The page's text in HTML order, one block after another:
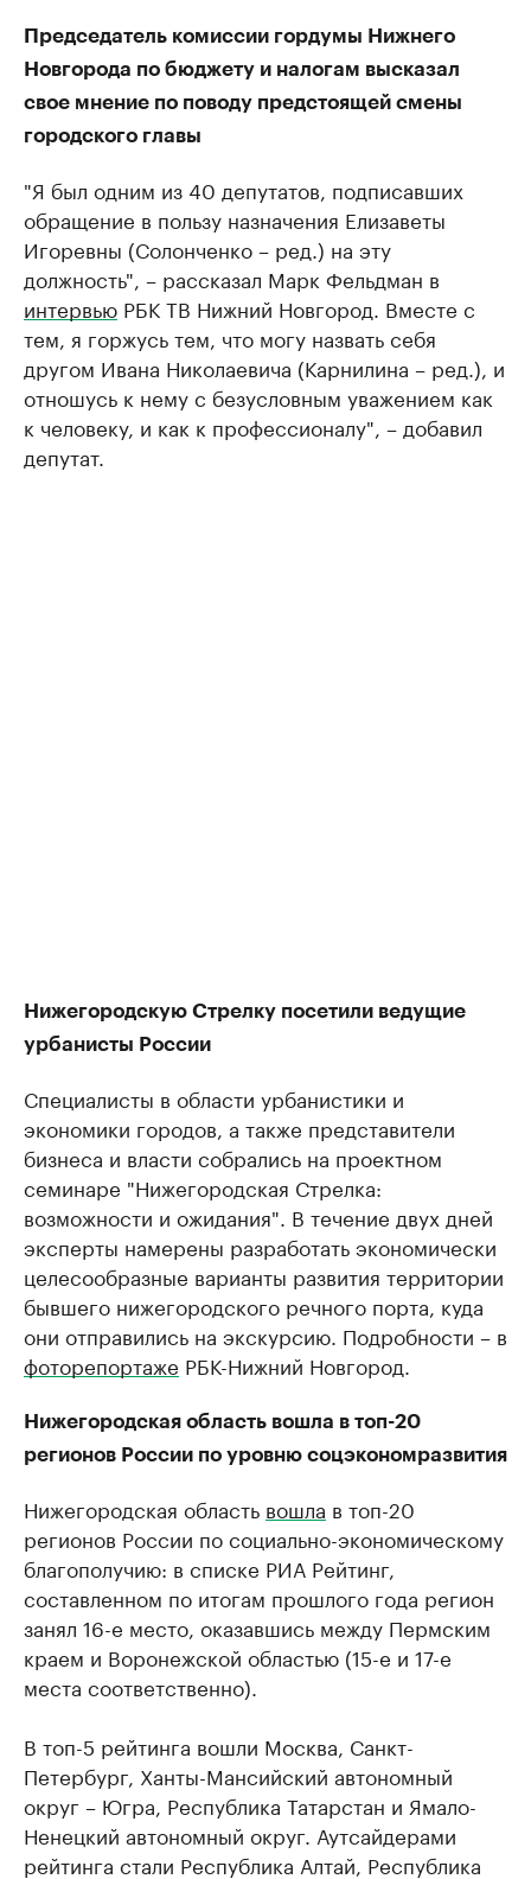
Председатель комиссии гордумы Нижнего
Новгорода по бюджету и налогам высказал
свое мнение по поводу предстоящей смены
городского главы
"Я был одним из 40 депутатов, подписавших
обращение в пользу назначения Елизаветы
Игоревны (Солонченко – ред.) на эту
должность", – рассказал Марк Фельдман в
интервью РБК ТВ Нижний Новгород. Вместе с
тем, я горжусь тем, что могу назвать себя
другом Ивана Николаевича (Карнилина – ред.), и
отношусь к нему с безусловным уважением как
к человеку, и как к профессионалу", – добавил
депутат.
Нижегородскую Стрелку посетили ведущие
урбанисты России
Специалисты в области урбанистики и
экономики городов, а также представители
бизнеса и власти собрались на проектном
семинаре "Нижегородская Стрелка:
возможности и ожидания". В течение двух дней
эксперты намерены разработать экономически
целесообразные варианты развития территории
бывшего нижегородского речного порта, куда
они отправились на экскурсию. Подробности – в
фоторепортаже РБК-Нижний Новгород.
Нижегородская область вошла в топ-20
регионов России по уровню соцэкономразвития
Нижегородская область вошла в топ-20
регионов России по социально-экономическому
благополучию: в списке РИА Рейтинг,
составленном по итогам прошлого года регион
занял 16-е место, оказавшись между Пермским
краем и Воронежской областью (15-е и 17-е
места соответственно).
В топ-5 рейтинга вошли Москва, Санкт-
Петербург, Ханты-Мансийский автономный
округ – Югра, Республика Татарстан и Ямало-
Ненецкий автономный округ. Аутсайдерами
рейтинга стали Республика Алтай, Республика